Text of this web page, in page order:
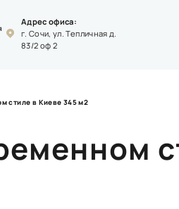
Адрес офиса:
г. Сочи, ул. Тепличная д.
83/2 оф 2
стиле в Киеве 345 м2